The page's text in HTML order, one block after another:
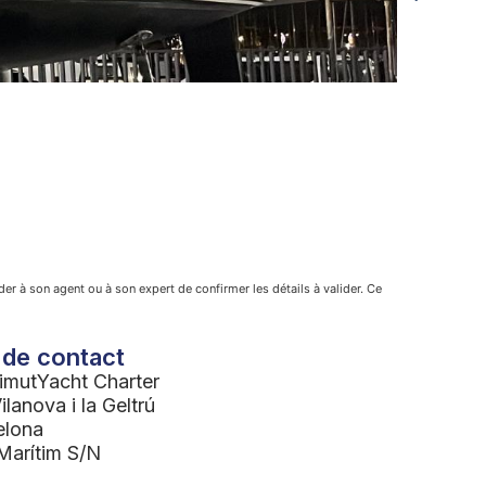
à son agent ou à son expert de confirmer les détails à valider. Ce
contact
Charter
i la Geltrú
S/N